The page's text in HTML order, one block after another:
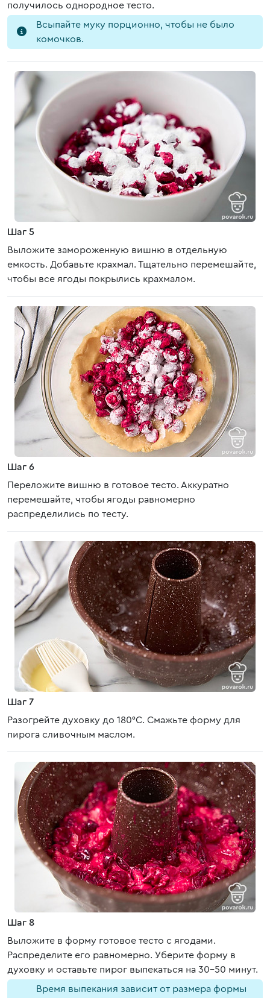
получилось однородное тесто.
Всыпайте муку порционно, чтобы не было
комочков.
Шаг 5
Выложите замороженную вишню в отдельную
емкость. Добавьте крахмал. Тщательно перемешайте,
чтобы все ягоды покрылись крахмалом.
Шаг 6
Переложите вишню в готовое тесто. Аккуратно
перемешайте, чтобы ягоды равномерно
распределились по тесту.
Шаг 7
Разогрейте духовку до 180°C. Смажьте форму для
пирога сливочным маслом.
Шаг 8
Выложите в форму готовое тесто с ягодами.
Распределите его равномерно. Уберите форму в
духовку и оставьте пирог выпекаться на 30-50 минут.
Время выпекания зависит от размера формы